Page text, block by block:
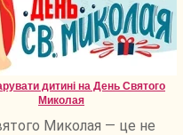
дитині на День Святого
Миколая
Миколая — це не